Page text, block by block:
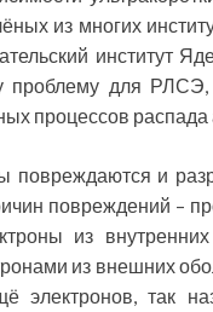
из многих
институт
проблему для
процессов распада
повреждаются и
повреждений –
из
из внешних
электронов, так